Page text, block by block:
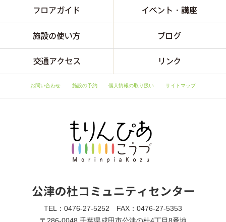
お問い合わせ 施設の予約 個人情報の取り扱い サイトマップ
TEL：0476-27-5252 FAX：0476-27-5353
〒286-0048 千葉県成田市公津の杜4丁目8番地